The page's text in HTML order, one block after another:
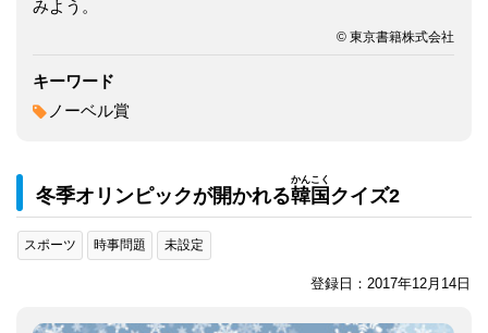
みよう。
© 東京書籍株式会社
キーワード
ノーベル賞
冬季オリンピックが開かれる韓
かん
国
こく
クイズ2
スポーツ 時事問題 未設定
登録日：2017年12月14日